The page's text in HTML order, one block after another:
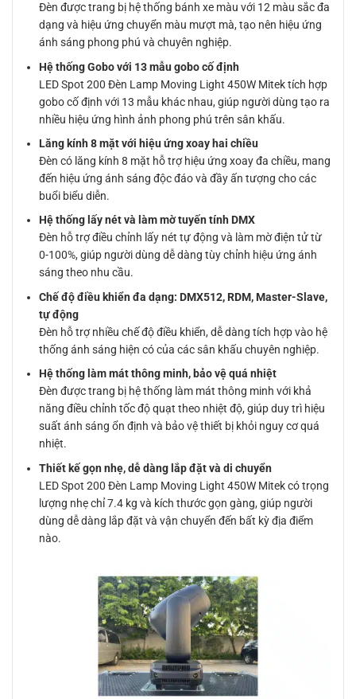
Đèn được trang bị hệ thống bánh xe màu với 12 màu sắc đa
dạng và hiệu ứng chuyển màu mượt mà, tạo nên hiệu ứng
ánh sáng phong phú và chuyên nghiệp.
Hệ thống Gobo với 13 mẫu gobo cố định
LED Spot 200 Đèn Lamp Moving Light 450W Mitek tích hợp
gobo cố định với 13 mẫu khác nhau, giúp người dùng tạo ra
nhiều hiệu ứng hình ảnh phong phú trên sân khấu.
Lăng kính 8 mặt với hiệu ứng xoay hai chiều
Đèn có lăng kính 8 mặt hỗ trợ hiệu ứng xoay đa chiều, mang
đến hiệu ứng ánh sáng độc đáo và đầy ấn tượng cho các
buổi biểu diễn.
Hệ thống lấy nét và làm mờ tuyến tính DMX
Đèn hỗ trợ điều chỉnh lấy nét tự động và làm mờ điện tử từ
0-100%, giúp người dùng dễ dàng tùy chỉnh hiệu ứng ánh
sáng theo nhu cầu.
Chế độ điều khiển đa dạng: DMX512, RDM, Master-Slave,
tự động
Đèn hỗ trợ nhiều chế độ điều khiển, dễ dàng tích hợp vào hệ
thống ánh sáng hiện có của các sân khấu chuyên nghiệp.
Hệ thống làm mát thông minh, bảo vệ quá nhiệt
Đèn được trang bị hệ thống làm mát thông minh với khả
năng điều chỉnh tốc độ quạt theo nhiệt độ, giúp duy trì hiệu
suất ánh sáng ổn định và bảo vệ thiết bị khỏi nguy cơ quá
nhiệt.
Thiết kế gọn nhẹ, dễ dàng lắp đặt và di chuyển
LED Spot 200 Đèn Lamp Moving Light 450W Mitek có trọng
lượng nhẹ chỉ 7.4 kg và kích thước gọn gàng, giúp người
dùng dễ dàng lắp đặt và vận chuyển đến bất kỳ địa điểm
nào.